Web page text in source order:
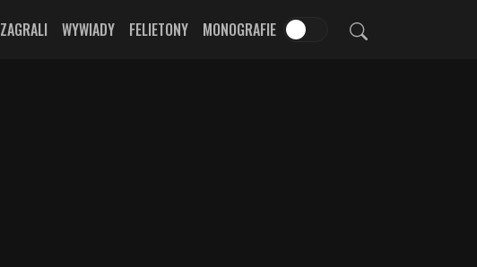
ZAGRALI WYWIADY FELIETONY MONOGRAFIE